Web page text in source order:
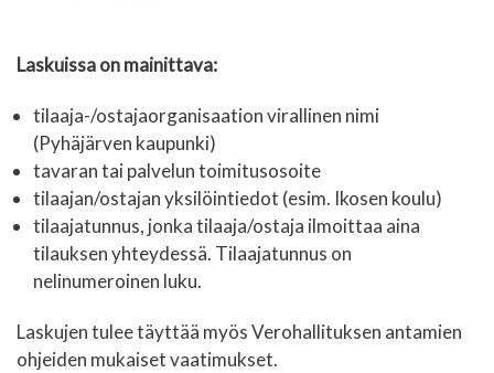
Laskuissa on mainittava:
tilaaja-/ostajaorganisaation virallinen nimi
(Pyhäjärven kaupunki)
tavaran tai palvelun toimitusosoite
tilaajan/ostajan yksilöintiedot (esim. Ikosen koulu)
tilaajatunnus, jonka tilaaja/ostaja ilmoittaa aina
tilauksen yhteydessä. Tilaajatunnus on
nelinumeroinen luku.
Laskujen tulee täyttää myös Verohallituksen antamien
ohjeiden mukaiset vaatimukset.